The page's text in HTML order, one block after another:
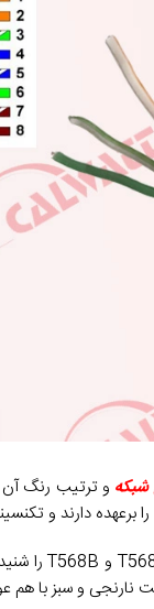
شبکه و ترتیب رنگ آن
برعهده دارند و